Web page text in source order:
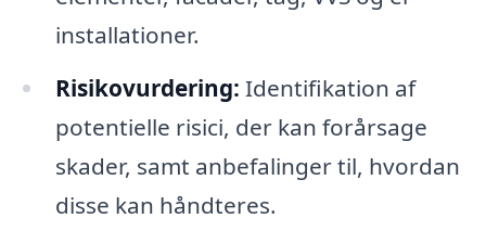
installationer.
Risikovurdering: Identifikation af
potentielle risici, der kan forårsage
skader, samt anbefalinger til, hvordan
disse kan håndteres.